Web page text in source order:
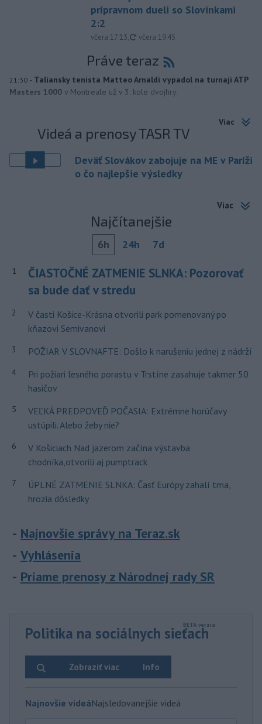
prípravnom dueli so Slovinkami
2:2
včera 17:13, aktualizované
včera 19:45
Práve teraz
21:30 - Taliansky tenista Matteo Arnaldi vypadol na turnaji ATP
Masters 1000 v Montreale už v 3. kole dvojhry.
Viac
Videá a prenosy TASR TV
Deväť Slovákov zabojuje na ME v Paríži
o čo najlepšie výsledky
Viac
Najčítanejšie
6h 24h 7d
1
ČIASTOČNÉ ZATMENIE SLNKA: Pozorovať
sa bude dať v stredu
2
V časti Košice-Krásna otvorili park pomenovaný po
kňazovi Semivanovi
3 POŽIAR V SLOVNAFTE: Došlo k narušeniu jednej z nádrží
4
Pri požiari lesného porastu v Trstíne zasahuje takmer 50
hasičov
5
VEĽKÁ PREDPOVEĎ POČASIA: Extrémne horúčavy
ustúpili. Alebo žeby nie?
6
V Košiciach Nad jazerom začína výstavba
chodníka,otvorili aj pumptrack
7
ÚPLNÉ ZATMENIE SLNKA: Časť Európy zahalí tma,
hrozia dôsledky
Najnovšie správy na Teraz.sk
Vyhlásenia
Priame prenosy z Národnej rady SR
Politika na sociálnych sieťach
Info
Zobraziť viac
Najnovšie videáNajsledovanejšie videá